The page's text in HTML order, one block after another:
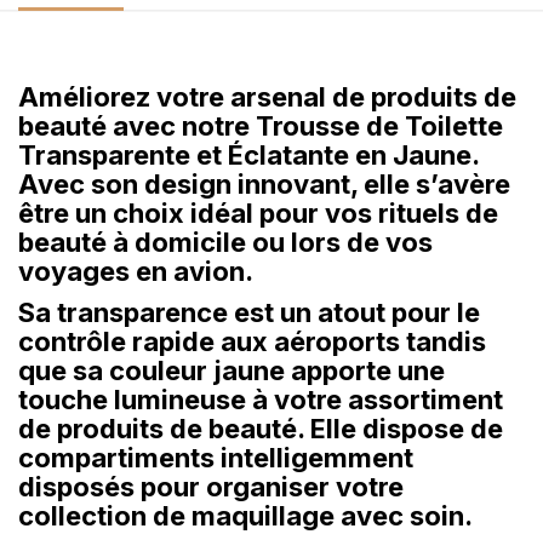
Améliorez votre arsenal de produits de
beauté avec notre Trousse de Toilette
Transparente et Éclatante en Jaune.
Avec son design innovant, elle s’avère
être un choix idéal pour vos rituels de
beauté à domicile ou lors de vos
voyages en avion.
Sa transparence est un atout pour le
contrôle rapide aux aéroports tandis
que sa couleur jaune apporte une
touche lumineuse à votre assortiment
de produits de beauté. Elle dispose de
compartiments intelligemment
disposés pour organiser votre
collection de maquillage avec soin.